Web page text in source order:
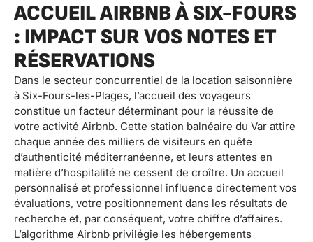
ACCUEIL AIRBNB À SIX-FOURS
: IMPACT SUR VOS NOTES ET
RÉSERVATIONS
Dans le secteur concurrentiel de la location saisonnière
à Six-Fours-les-Plages, l’accueil des voyageurs
constitue un facteur déterminant pour la réussite de
votre activité Airbnb. Cette station balnéaire du Var attire
chaque année des milliers de visiteurs en quête
d’authenticité méditerranéenne, et leurs attentes en
matière d’hospitalité ne cessent de croître. Un accueil
personnalisé et professionnel influence directement vos
évaluations, votre positionnement dans les résultats de
recherche et, par conséquent, votre chiffre d’affaires.
L’algorithme Airbnb privilégie les hébergements